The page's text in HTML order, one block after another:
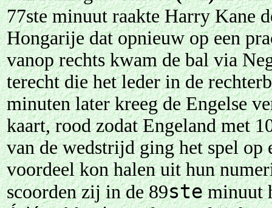
77ste minuut raakte Harry Kane
Hongarije dat opnieuw op een
vanop rechts kwam de bal via
terecht die het leder in de
minuten later kreeg de Engelse
kaart, rood zodat Engeland met
van de wedstrijd ging het spel
voordeel kon halen uit hun
scoorden zij in de 89steminuut